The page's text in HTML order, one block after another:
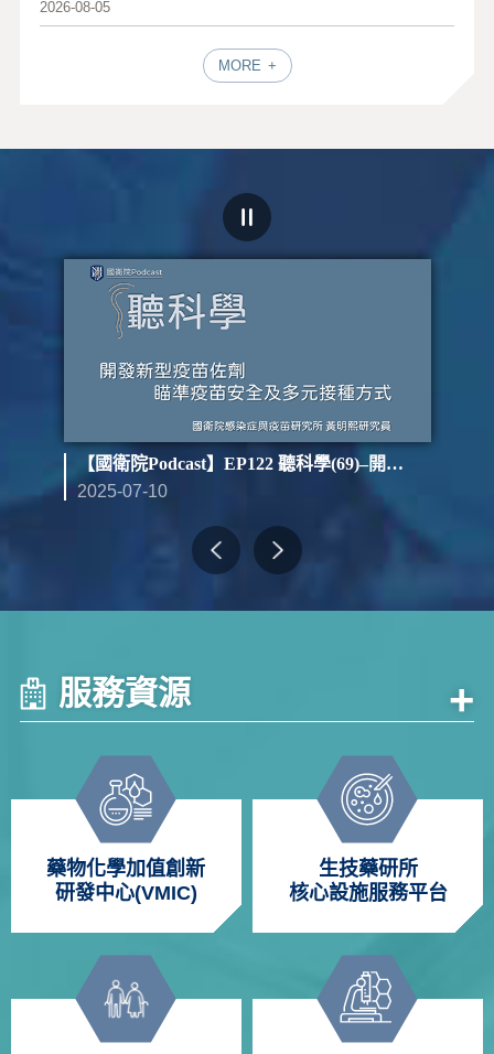
2026-08-05
MORE
【國衛院Podcast】EP122 聽科學(69)–開發新型疫苗佐劑 瞄準疫苗安全及多元接種方式（上）
2025-07-10
服務資源 +
藥物化學加值創新
研發中心(VMIC)
生技藥研所
核心設施服務平台